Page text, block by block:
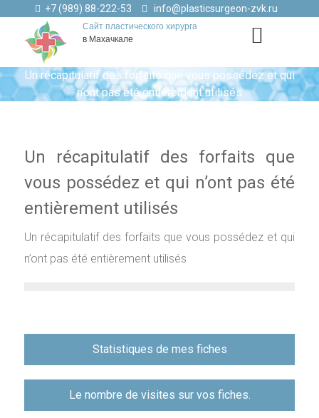
+7 (989) 88-222-53 info@plasticsurgeon-zvk.ru
Сайт пластического хирурга
в Махачкале
Un récapitulatif des forfaits que vous possédez et qui
n’ont pas été entièrement utilisés
Un récapitulatif des forfaits que
vous possédez et qui n’ont pas été
entièrement utilisés
Un récapitulatif des forfaits que vous possédez et qui
n’ont pas été entièrement utilisés
Statistiques de mes fiches
Le nombre de visites sur vos fiches.